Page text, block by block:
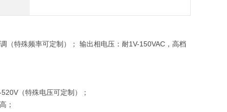
（特殊频率可定制）； 输出相电压：耐1V-150VAC，高档
（特殊电压可定制）；
；